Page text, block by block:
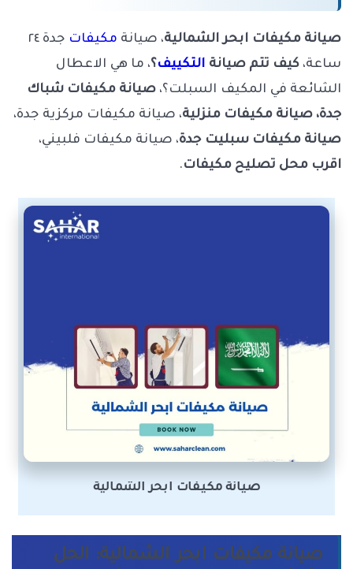
صيانة مكيفات ابحر الشمالية، صيانة مكيفات
جدة ٢٤
ساعة، كيف تتم صيانة التكييف؟، ما هي الاعطال
الشائعة في المكيف السبلت؟، صيانة مكيفات شباك
جدة، صيانة مكيفات منزلية، صيانة مكيفات مركزية جدة،
صيانة مكيفات سبليت جدة، صيانة مكيفات فلبيني،
اقرب محل تصليح مكيفات.
صيانة مكيفات ابحر الشمالية
صيانة مكيفات ابحر الشمالية: الحل